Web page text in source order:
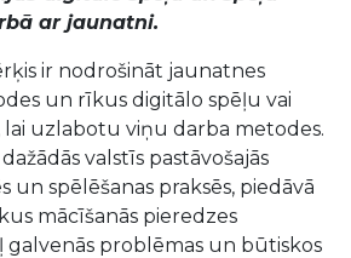
ar jaunatni.
ir nodrošināt jaunatnes
un rīkus digitālo spēļu vai
uzlabotu viņu darba metodes.
valstīs pastāvošajās
un spēlēšanas praksēs, piedāvā
mācīšanās pieredzes
galvenās problēmas un būtiskos